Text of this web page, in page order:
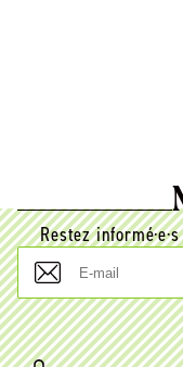
Restez
E-
mail